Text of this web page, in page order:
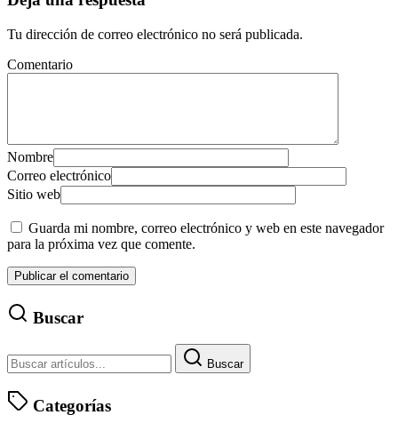
Tu dirección de correo electrónico no será publicada.
Comentario
Nombre
Correo electrónico
Sitio web
Guarda mi nombre, correo electrónico y web en este navegador
para la próxima vez que comente.
Buscar
Buscar
Categorías